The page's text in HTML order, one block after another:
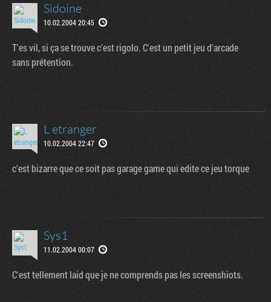
Sidoine
10.02.2004 20:45
T'es vil, si ça se trouve c'est rigolo. C'est un petit jeu d'arcade
sans prétention.
L etranger
10.02.2004 22:47
c'est bizarre que ce soit pas garage game qui edite ce jeu torque
Sys1
11.02.2004 00:07
C'est tellement laid que je ne comprends pas les screenshiots.